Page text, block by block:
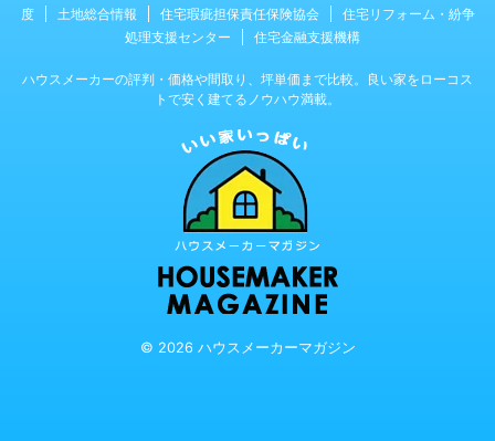
度
土地総合情報 住宅瑕疵担保責任保険協会
住宅リフォーム・紛争
処理支援センター
住宅金融支援機構
ハウスメーカーの評判・価格や間取り、坪単価まで比較。良い家をローコス
トで安く建てるノウハウ満載。
© 2026 ハウスメーカーマガジン